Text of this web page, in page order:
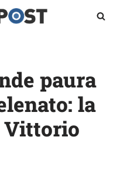
paura
la
Vittorio